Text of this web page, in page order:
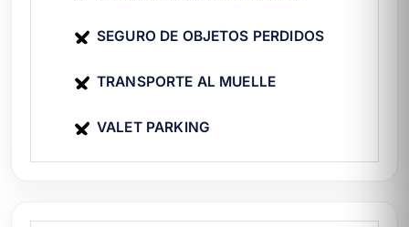
(dic-mar)
plataforma premium para el
de ballenas jorobadas en Los Cabos
SEGURO DE OBJETOS PERDIDOS
TRANSPORTE AL MUELLE
VALET PARKING